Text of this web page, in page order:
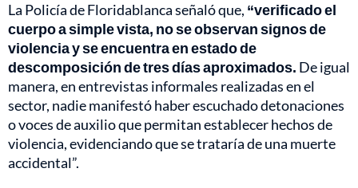
La Policía de Floridablanca señaló que, “verificado el
cuerpo a simple vista, no se observan signos de
violencia y se encuentra en estado de
descomposición de tres días aproximados. De igual
manera, en entrevistas informales realizadas en el
sector, nadie manifestó haber escuchado detonaciones
o voces de auxilio que permitan establecer hechos de
violencia, evidenciando que se trataría de una muerte
accidental”.